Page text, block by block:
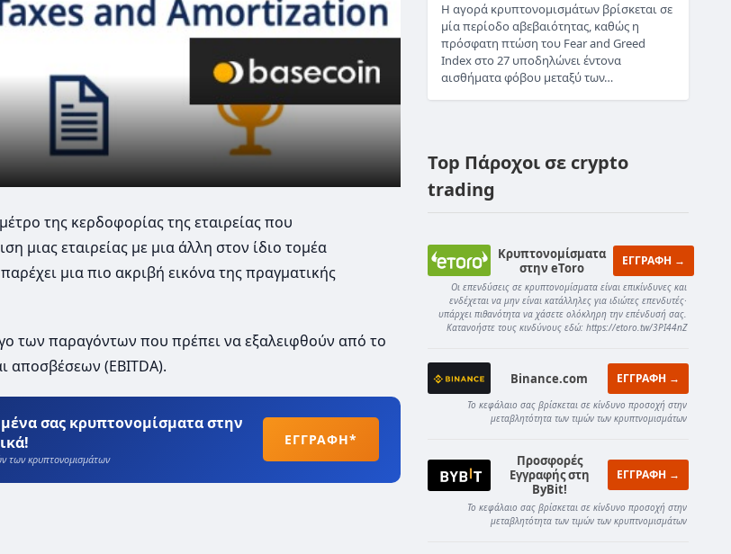
της κερδοφορίας της εταιρείας που
μιας εταιρείας με μια άλλη στον ίδιο τομέα
μια πιο ακριβή εικόνα της πραγματικής
των παραγόντων που πρέπει να εξαλειφθούν από το
αποσβέσεων (EBITDA).
σας κρυπτονομίσματα στην
των κρυπτονομισμάτων
ΕΓΓΡΑΦΗ*
Η αγορά κρυπτονομισμάτων βρίσκεται σε
μία περίοδο αβεβαιότητας, καθώς η
πρόσφατη πτώση του Fear and Greed
Index στο 27 υποδηλώνει έντονα
αισθήματα φόβου μεταξύ των…
Top Πάροχοι σε crypto
trading
Κρυπτονομίσματα
στην eToro
ΕΓΓΡΑΦΗ →
Οι επενδύσεις σε κρυπτονομίσματα είναι επικίνδυνες και
ενδέχεται να μην είναι κατάλληλες για ιδιώτες επενδυτές·
υπάρχει πιθανότητα να χάσετε ολόκληρη την επένδυσή σας.
Κατανοήστε τους κινδύνους εδώ: https://etoro.tw/3PI44nZ
Binance.com ΕΓΓΡΑΦΗ →
Το κεφάλαιο σας βρίσκεται σε κίνδυνο προσοχή στην
μεταβλητότητα των τιμών των κρυπτνομισμάτων
Προσφορές
Εγγραφής στη
ByBit!
ΕΓΓΡΑΦΗ →
Το κεφάλαιο σας βρίσκεται σε κίνδυνο προσοχή στην
μεταβλητότητα των τιμών των κρυπτνομισμάτων